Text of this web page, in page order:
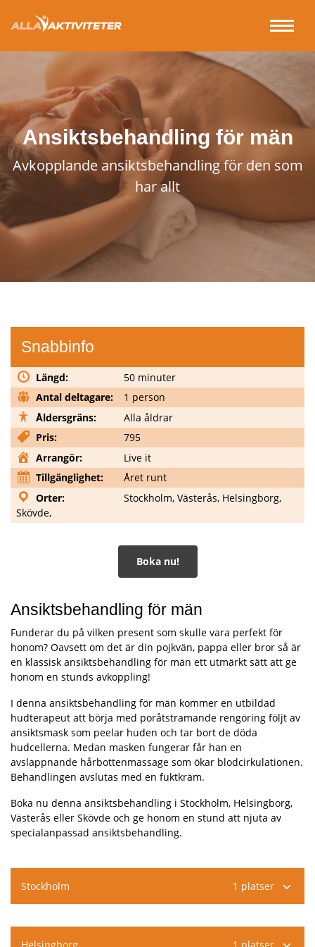
Ansiktsbehandling för män
Avkopplande ansiktsbehandling för den som
har allt
Snabbinfo
Längd:
50 minuter
Antal deltagare:
1 person
Åldersgräns:
Alla åldrar
Pris:
795
Arrangör:
Live it
Tillgänglighet:
Året runt
Orter:
Stockholm, Västerås, Helsingborg,
Skövde,
Boka nu!
Ansiktsbehandling för män
Funderar du på vilken present som skulle vara perfekt för
honom? Oavsett om det är din pojkvän, pappa eller bror så är
en klassisk ansiktsbehandling för män ett utmärkt sätt att ge
honom en stunds avkoppling!
I denna ansiktsbehandling för män kommer en utbildad
hudterapeut att börja med poråtstramande rengöring följt av
ansiktsmask som peelar huden och tar bort de döda
hudcellerna. Medan masken fungerar får han en
avslappnande hårbottenmassage som ökar blodcirkulationen.
Behandlingen avslutas med en fuktkräm.
Boka nu denna ansiktsbehandling i Stockholm, Helsingborg,
Västerås eller Skövde och ge honom en stund att njuta av
specialanpassad ansiktsbehandling.
Stockholm 1 platser